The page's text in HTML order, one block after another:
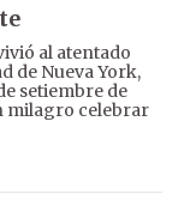
al atentado
de Nueva York,
setiembre de
milagro celebrar